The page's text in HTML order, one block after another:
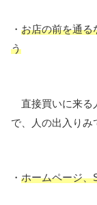
・ お店の前を通る
う
直接買いに来る
で、人の出入りみ
・ ホームページ、